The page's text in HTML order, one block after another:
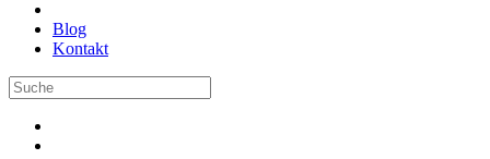
Blog
Kontakt